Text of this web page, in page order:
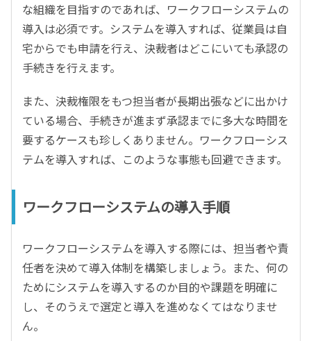
な組織を目指すのであれば、ワークフローシステムの
導入は必須です。システムを導入すれば、従業員は自
宅からでも申請を行え、決裁者はどこにいても承認の
手続きを行えます。
また、決裁権限をもつ担当者が長期出張などに出かけ
ている場合、手続きが進まず承認までに多大な時間を
要するケースも珍しくありません。ワークフローシス
テムを導入すれば、このような事態も回避できます。
ワークフローシステムの導入手順
ワークフローシステムを導入する際には、担当者や責
任者を決めて導入体制を構築しましょう。また、何の
ためにシステムを導入するのか目的や課題を明確に
し、そのうえで選定と導入を進めなくてはなりませ
ん。